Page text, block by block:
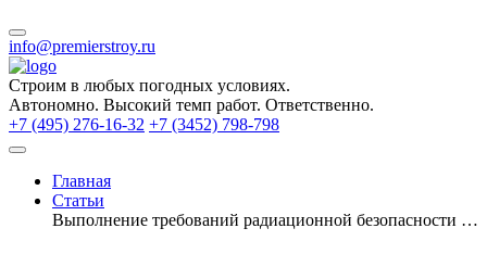
info@premierstroy.ru
Строим в любых погодных условиях.
Автономно. Высокий темп работ. Ответственно.
+7 (495) 276-16-32 +7 (3452) 798-798
Главная
Статьи
Выполнение требований радиационной безопасности при эксплуатации рентгеновских дефектоскопов